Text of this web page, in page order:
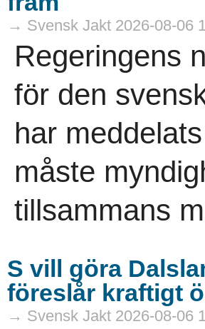
→ Svensk Jakt 2026-08-06
Regeringens
för den
har
måste
tillsammans
S vill göra
föreslår kraftigt
→ Svensk Jakt 2026-08-06